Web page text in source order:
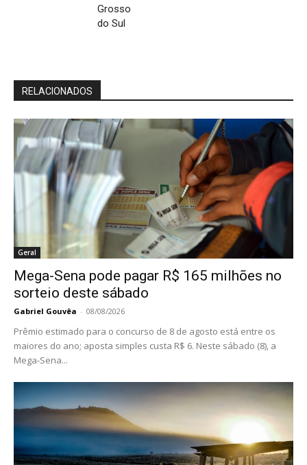
Grosso
do Sul
RELACIONADOS
Geral
Mega-Sena pode pagar R$ 165 milhões no
sorteio deste sábado
Gabriel Gouvêa - 08/08/2026
Prêmio estimado para o concurso de 8 de agosto está entre os
maiores do ano; aposta simples custa R$ 6. Neste sábado (8), a
Mega-Sena...